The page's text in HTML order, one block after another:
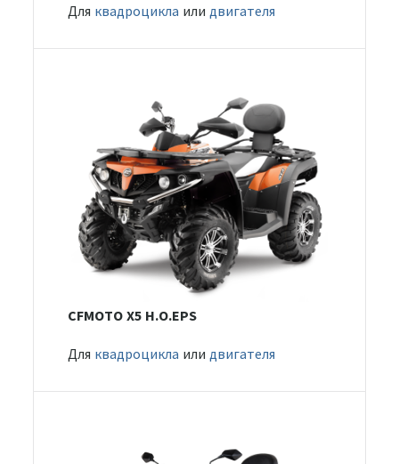
Для квадроцикла или двигателя
CFMOTO X5 H.O.EPS
Для квадроцикла или двигателя